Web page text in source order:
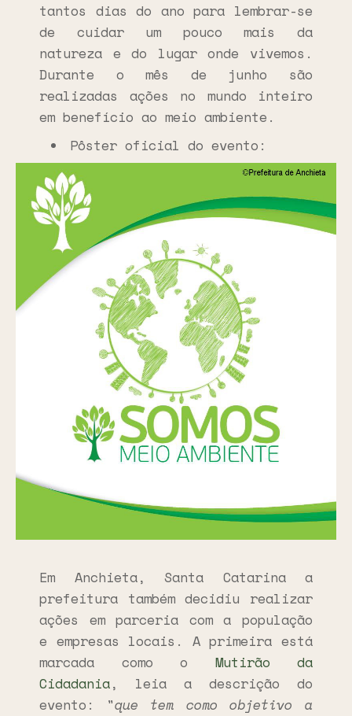
tantos dias do ano para lembrar-se
de cuidar um pouco mais da
natureza e do lugar onde vivemos.
Durante o mês de junho são
realizadas ações no mundo inteiro
em benefício ao meio ambiente.
Pôster oficial do evento:
Em Anchieta, Santa Catarina a
prefeitura também decidiu realizar
ações em parceria com a população
e empresas locais. A primeira está
marcada como o Mutirão da
Cidadania, leia a descrição do
evento: "que tem como objetivo a